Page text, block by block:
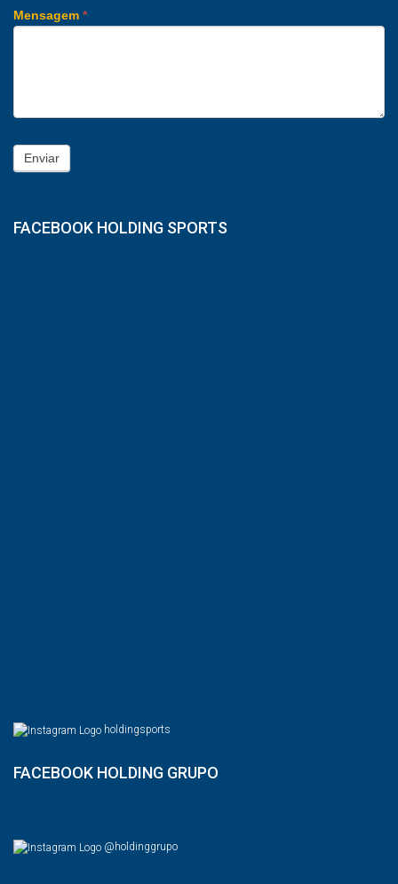
Mensagem *
Enviar
FACEBOOK HOLDING SPORTS
holdingsports
FACEBOOK HOLDING GRUPO
@holdinggrupo